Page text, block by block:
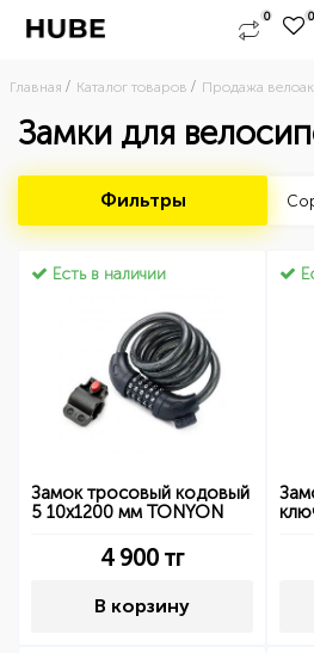
0 0
Главная Каталог товаров Продажа
Замки для
Фильтры
Есть в наличии
Замок тросовый кодовый
5 10х1200 мм TONYON
4 900 тг
В корзину